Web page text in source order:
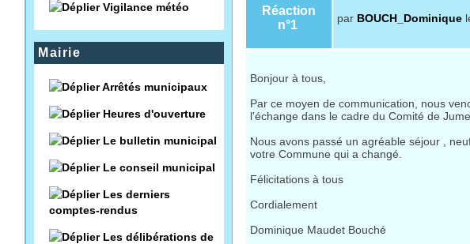
Vigilance météo
Mairie
Arrêtés municipaux
Heures d'ouverture
Le bulletin municipal
Le conseil municipal
Les derniers
comptes-rendus
Les délibérations de
Réaction
n°1
par BOUCH_Dominique
Bonjour à tous,
Par ce moyen de communication, nous
l'échange dans le cadre du Comité de
Nous avons passé un agréable séjour ,
votre Commune qui a changé.
Félicitations à tous
Cordialement
Dominique Maudet Bouché